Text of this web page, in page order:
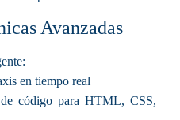
Avanzadas
:
en tiempo real
código para HTML, CSS,